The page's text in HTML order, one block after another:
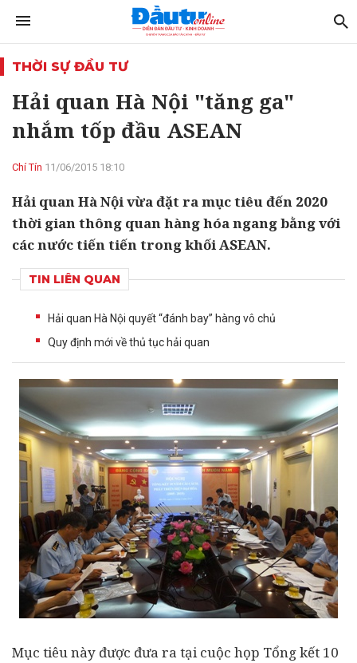
THỜI SỰ ĐẦU TƯ
Hải quan Hà Nội "tăng ga"
nhắm tốp đầu ASEAN
Chí Tín 11/06/2015 18:10
Hải quan Hà Nội vừa đặt ra mục tiêu đến 2020
thời gian thông quan hàng hóa ngang bằng với
các nước tiến tiến trong khối ASEAN.
TIN LIÊN QUAN
Hải quan Hà Nội quyết “đánh bay” hàng vô chủ
Quy định mới về thủ tục hải quan
Mục tiêu này được đưa ra tại cuộc họp Tổng kết 10